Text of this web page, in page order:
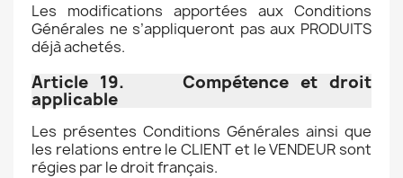
Les modifications apportées aux Conditions
Générales ne s’appliqueront pas aux PRODUITS
déjà achetés.
Article 19. Compétence et droit
applicable
Les présentes Conditions Générales ainsi que
les relations entre le CLIENT et le VENDEUR sont
régies par le droit français.